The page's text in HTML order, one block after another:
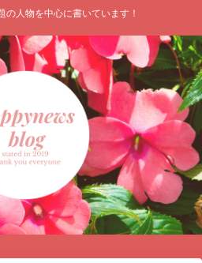
の人物を中心に書いています！